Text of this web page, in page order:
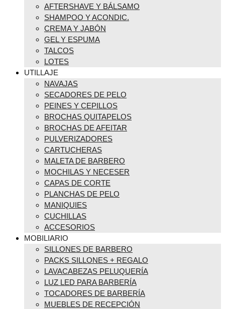
AFTERSHAVE Y BÁLSAMO
SHAMPOO Y ACONDIC.
CREMA Y JABÓN
GEL Y ESPUMA
TALCOS
LOTES
UTILLAJE
NAVAJAS
SECADORES DE PELO
PEINES Y CEPILLOS
BROCHAS QUITAPELOS
BROCHAS DE AFEITAR
PULVERIZADORES
CARTUCHERAS
MALETA DE BARBERO
MOCHILAS Y NECESER
CAPAS DE CORTE
PLANCHAS DE PELO
MANIQUIES
CUCHILLAS
ACCESORIOS
MOBILIARIO
SILLONES DE BARBERO
PACKS SILLONES + REGALO
LAVACABEZAS PELUQUERÍA
LUZ LED PARA BARBERÍA
TOCADORES DE BARBERÍA
MUEBLES DE RECEPCIÓN